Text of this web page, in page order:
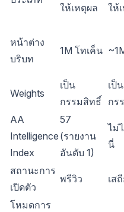
ให้เหตุผล
ให้
หน้าต่าง
บริบท
1M โทเค็น
Weights
เป็น
กรรมสิทธิ์
เป็น
กร
AA
Intelligence
Index
57
(รายงาน
อันดับ 1)
ไม่
นี่
สถานะการ
เปิดตัว
พรีวิว เส
โหมดการ